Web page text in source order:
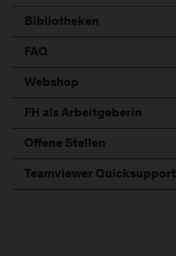
Bibliotheken
FAQ
Webshop
FH als Arbeitgeberin
Offene Stellen
Teamviewer Quicksupport